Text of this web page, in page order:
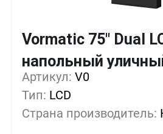
Vormatic 75" Dual
напольный
Артикул: V0
Тип: LCD
Страна производитель:
1+ 0%
5+
10+ -3%